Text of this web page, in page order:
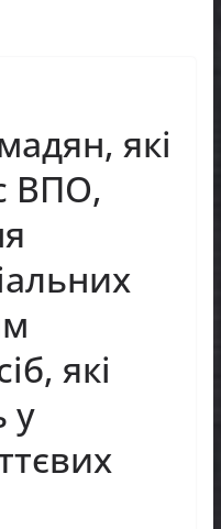
які
ВПО,
які
у